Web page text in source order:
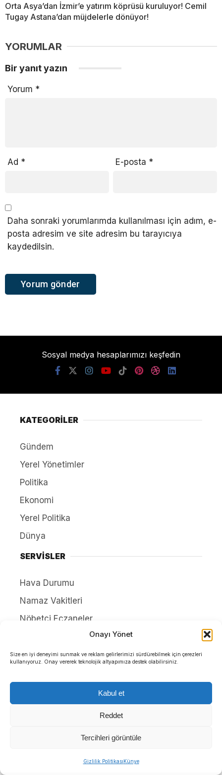
Onayı Yönet
Size en iyi deneyimi sunmak ve reklam gelirlerimizi sürdürebilmek için çerezleri
kullanıyoruz. Onay vererek teknolojik altyapımıza destek olabilirsiniz.
Kabul et
Reddet
Tercihleri görüntüle
Gizlilik PolitikasıKünye
Orta Asya’dan İzmir’e yatırım köprüsü kuruluyor! Cemil
Tugay Astana’dan müjdelerle dönüyor!
YORUMLAR
Bir yanıt yazın
Yorum *
Ad * E-posta *
Daha sonraki yorumlarımda kullanılması için adım, e-
posta adresim ve site adresim bu tarayıcıya
kaydedilsin.
Sosyal medya hesaplarımızı keşfedin
KATEGORİLER
Gündem
Yerel Yönetimler
Politika
Ekonomi
Yerel Politika
Dünya
SERVİSLER
Hava Durumu
Namaz Vakitleri
Nöbetçi Eczaneler
Yayınlar